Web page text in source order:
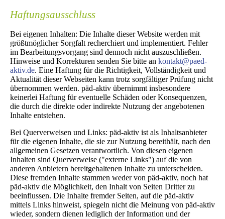
Haftungsausschluss
Bei eigenen Inhalten: Die Inhalte dieser Website werden mit
größtmöglicher Sorgfalt recherchiert und implementiert. Fehler
im Bearbeitungsvorgang sind dennoch nicht auszuschließen.
Hinweise und Korrekturen senden Sie bitte an kontakt@paed-
aktiv.de. Eine Haftung für die Richtigkeit, Vollständigkeit und
Aktualität dieser Webseiten kann trotz sorgfältiger Prüfung nicht
übernommen werden. päd-aktiv übernimmt insbesondere
keinerlei Haftung für eventuelle Schäden oder Konsequenzen,
die durch die direkte oder indirekte Nutzung der angebotenen
Inhalte entstehen.
Bei Querverweisen und Links: päd-aktiv ist als Inhaltsanbieter
für die eigenen Inhalte, die sie zur Nutzung bereithält, nach den
allgemeinen Gesetzen verantwortlich. Von diesen eigenen
Inhalten sind Querverweise ("externe Links") auf die von
anderen Anbietern bereitgehaltenen Inhalte zu unterscheiden.
Diese fremden Inhalte stammen weder von päd-aktiv, noch hat
päd-aktiv die Möglichkeit, den Inhalt von Seiten Dritter zu
beeinflussen. Die Inhalte fremder Seiten, auf die päd-aktiv
mittels Links hinweist, spiegeln nicht die Meinung von päd-aktiv
wieder, sondern dienen lediglich der Information und der